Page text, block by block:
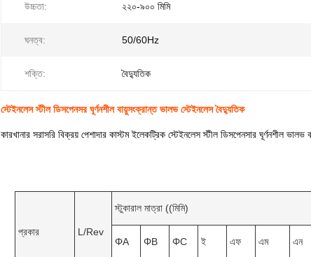
উচ্চতা: ২২০-৯০০ মিমি
ঘনত্ব: 50/60Hz
শক্তি: বৈদ্যুতিক
স্টেইনলেস স্টীল ডিসপেনসর ঘূর্ণনশীল বায়ুসংক্রান্ত ভালভ স্টেইনলেস বৈদ্যুতিক
কারখানার সরাসরি বিক্রয় পেশাদার কাস্টম ইলেকট্রিক স্টেইনলেস স্টীল ডিসপেনসার ঘূর্ণনশীল ভালভ
প্রকার L/Rev
স্টুকারাল মাত্রা ((মিমি)
ΦA
ΦB ΦC ই এফ এম এন